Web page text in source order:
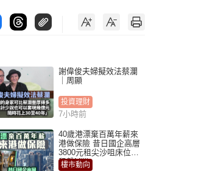
謝偉俊夫婦擬效法蔡瀾
｜周顯
投資理財
7小時前
40歲港漂棄百萬年薪來
港做保險 昔日國企高層
3800元租尖沙咀床位｜
租盤Million
樓市動向